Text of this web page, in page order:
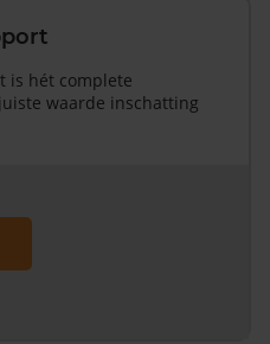
is hét complete
waarde inschatting